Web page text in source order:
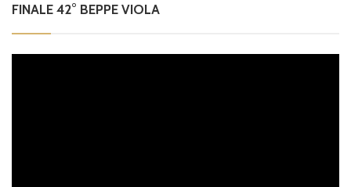
FINALE 42° BEPPE VIOLA